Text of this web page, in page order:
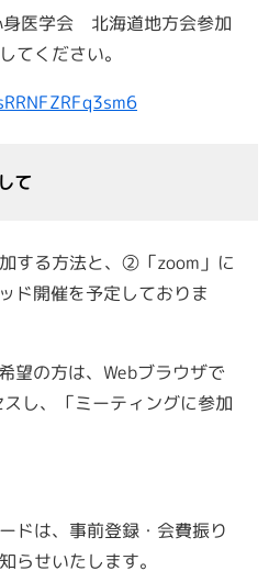
医学会 北海道地方会参加
てください。
て
する方法と、②「zoom」に
ド開催を予定しておりま
望の方は、Webブラウザで
スし、「ミーティングに参加
ドは、事前登録・会費振り
らせいたします。